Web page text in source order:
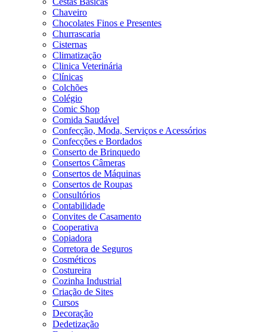
Chaveiro
Chocolates Finos e Presentes
Churrascaria
Cisternas
Climatização
Clinica Veterinária
Clínicas
Colchões
Colégio
Comic Shop
Comida Saudável
Confecção, Moda, Serviços e Acessórios
Confecções e Bordados
Conserto de Brinquedo
Consertos Câmeras
Consertos de Máquinas
Consertos de Roupas
Consultórios
Contabilidade
Convites de Casamento
Cooperativa
Copiadora
Corretora de Seguros
Cosméticos
Costureira
Cozinha Industrial
Criação de Sites
Cursos
Decoração
Dedetização